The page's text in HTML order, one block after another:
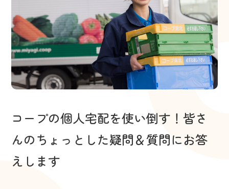
コープの個人宅配を使い倒す！皆さ
んのちょっとした疑問＆質問にお答
えします